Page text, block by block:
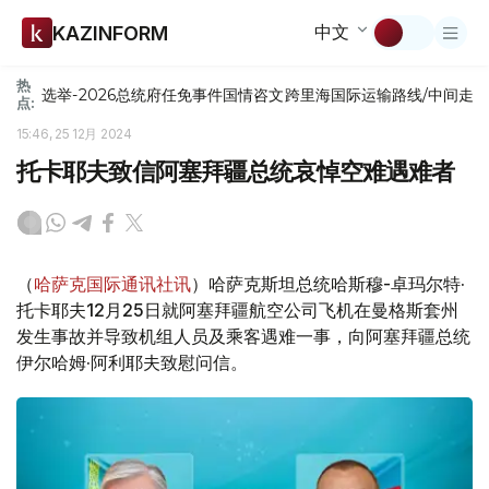
KAZINFORM 中文
热
点: 选举-2026总统府任免事件国情咨文跨里海国际运输路线/中间走廊
15:46, 25 12月 2024
托卡耶夫致信阿塞拜疆总统哀悼空难遇难者
（哈萨克国际通讯社讯）哈萨克斯坦总统哈斯穆-卓玛尔特·
托卡耶夫12月25日就阿塞拜疆航空公司飞机在曼格斯套州
发生事故并导致机组人员及乘客遇难一事，向阿塞拜疆总统
伊尔哈姆·阿利耶夫致慰问信。